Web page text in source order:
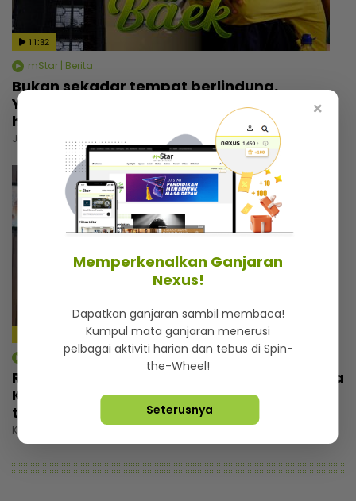
11:32
mStar | Berita
Bukan sekadar tempat berlindung,
Yayasan Chow Kit simpan kisah menyayat
hati
Jumaat, 31 Julai 2026 6:00 PM
mStar | Berita
Rezeki wajah seiras Lamine Yamal, pemuda
Kelantan tak sia-siakan peluang... Banyak
tawaran reviu, ramai nak bergambar
Khamis, 30 Julai 2026 5:00 PM
×
Memperkenalkan Ganjaran
Nexus!
Dapatkan ganjaran sambil membaca!
Kumpul mata ganjaran menerusi
pelbagai aktiviti harian dan tebus di Spin-
the-Wheel!
Seterusnya